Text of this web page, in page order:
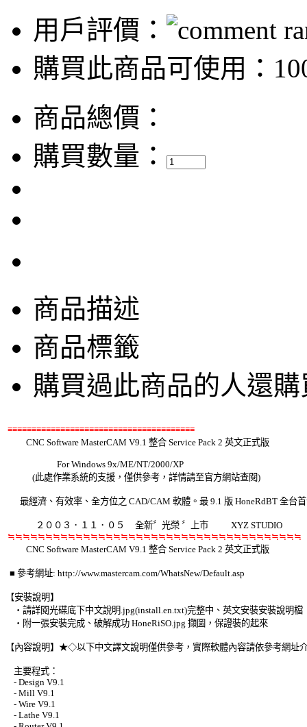
用戶評價：
購買此商品可使用：
商品總價：
購買數量：
商品描述
商品標籤
購買過此商品的人還
≡≡≡≡≡≡≡≡≡≡≡≡≡≡≡≡≡≡≡≡≡≡≡≡≡≡≡≡≡≡≡≡≡≡≡≡≡≡≡
          CNC Software MasterCAM V9.1 整合 Service Pack 2 英文正式版
                         For Windows 9x/ME/NT/2000/XP
             (此處作業系統的支援，僅供參考，詳情請至官方網站查閱)
最經濟、有效率、全方位之 CAD/CAM 軟體。最 9.1 版 HoneRdBT 全台
  　　    ２００３．１１．０５     全新〞光榮 〞上市           XYZ STUDIO
≒≒≒≒≒≒≒≒≒≒≒≒≒≒≒≒≒≒≒≒≒≒≒≒≒≒≒≒≒≒≒≒≒≒≒≒≒≒≒
          CNC Software MasterCAM V9.1 整合 Service Pack 2 英文正式版
  ■ 參考網址: http://www.mastercam.com/WhatsNew/Default.asp
【安裝說明】
    ‧請詳閱光碟底下中文說明.jpg(install.en.txt)完整中、英文安裝安裝說明檔
    ‧附一張安裝完成、破解成功 HoneRiSO.jpg 擷圖，保證裝的起來
【內容說明】★◇以下中文譯文說明僅供參考，實際軟體內容請依參考網
    主要程式：
    - Design V9.1
    - Mill V9.1
    - Wire V9.1
    - Lathe V9.1